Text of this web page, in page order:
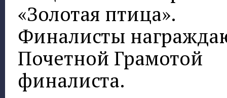
«Золотая птица».
Финалисты
Почетной Грамотой
финалиста.